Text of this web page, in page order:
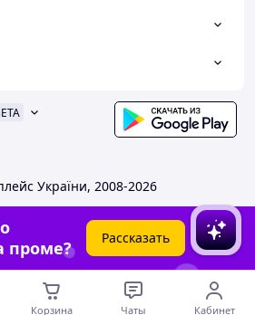
України, 2008-2026
проме?
Рассказать
Корзина Чаты Кабинет